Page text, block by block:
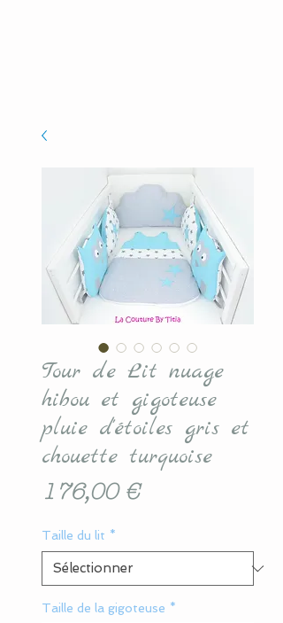
Tour de Lit nuage
hibou et gigoteuse
pluie d'étoiles gris et
chouette turquoise
176,00 €Prix
Taille du lit *
Taille de la gigoteuse *